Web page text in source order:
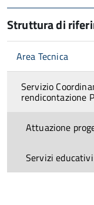
Struttura di
Area Tecnica
Servizio
rendicontazione
Attuazione
Servizi